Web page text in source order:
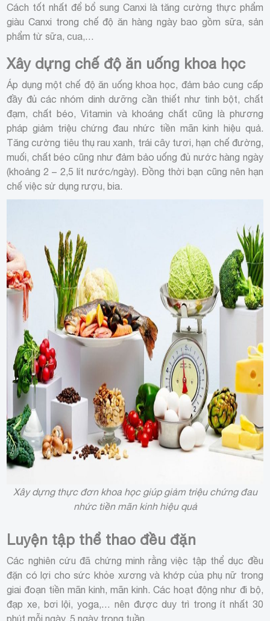
Cách tốt nhất để bổ sung Canxi là tăng cường thực phẩm
giàu Canxi trong chế độ ăn hàng ngày bao gồm sữa, sản
phẩm từ sữa, cua,…
Xây dựng chế độ ăn uống khoa học
Áp dụng một chế độ ăn uống khoa học, đảm bảo cung cấp
đầy đủ các nhóm dinh dưỡng cần thiết như tinh bột, chất
đạm, chất béo, Vitamin và khoáng chất cũng là phương
pháp giảm triệu chứng đau nhức tiền mãn kinh hiệu quả.
Tăng cường tiêu thụ rau xanh, trái cây tươi, hạn chế đường,
muối, chất béo cũng như đảm bảo uống đủ nước hàng ngày
(khoảng 2 – 2,5 lít nước/ngày). Đồng thời bạn cũng nên hạn
chế việc sử dụng rượu, bia.
Xây dựng thực đơn khoa học giúp giảm triệu chứng đau
nhức tiền mãn kinh hiệu quả
Luyện tập thể thao đều đặn
Các nghiên cứu đã chứng minh rằng việc tập thể dục đều
đặn có lợi cho sức khỏe xương và khớp của phụ nữ trong
giai đoạn tiền mãn kinh, mãn kinh. Các hoạt động như đi bộ,
đạp xe, bơi lội, yoga,… nên được duy trì trong ít nhất 30
phút mỗi ngày, 5 ngày trong tuần.